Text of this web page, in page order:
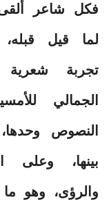
فكل شاعر
لما قيل
تجربة شعرية
الجمالي
النصوص
بينها، وعلى
والرؤى، وهو